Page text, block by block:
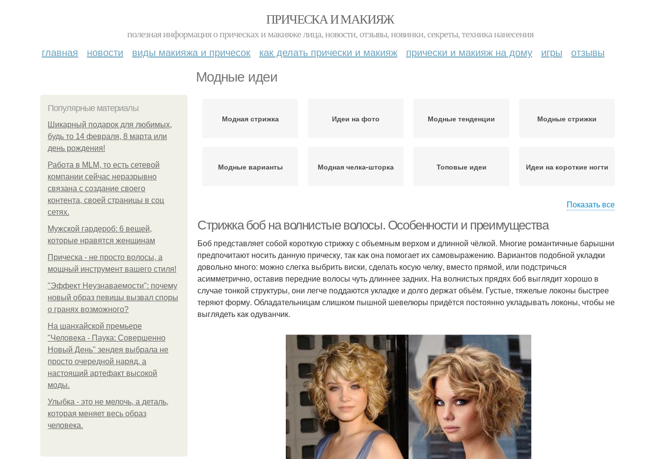
ПРИЧЕСКА И МАКИЯЖ
полезная информация о прическах и макияже лица, новости, отзывы, новинки, секреты, техника нанесения
главная новости виды макияжа и причесок как делать прически и макияж прически и макияж на дому игры отзывы
Модные идеи
Популярные материалы
Шикарный подарок для любимых,
будь то 14 февраля, 8 марта или
день рождения!
Работа в MLM, то есть сетевой
компании сейчас неразрывно
связана с создание своего
контента, своей страницы в соц
сетях.
Мужской гардероб: 6 вещей,
которые нравятся женщинам
Прическа - не просто волосы, а
мощный инструмент вашего стиля!
"Эффект Неузнаваемости": почему
новый образ певицы вызвал споры
о гранях возможного?
На шанхайской премьере
"Человека - Паука: Совершенно
Новый День" зендея выбрала не
просто очередной наряд, а
настоящий артефакт высокой
моды.
Улыбка - это не мелочь, а деталь,
которая меняет весь образ
человека.
Модная стрижка Идеи на фото Модные тенденции Модные стрижки
Модные варианты Модная челка-шторка Топовые идеи Идеи на короткие ногти
Модные тренды Модные образа Модные модели Модные фасоны
Показать все
Стрижка боб на волнистые волосы. Особенности и преимущества
Боб представляет собой короткую стрижку с объемным верхом и длинной чёлкой. Многие романтичные барышни
предпочитают носить данную прическу, так как она помогает их самовыражению. Вариантов подобной укладки
довольно много: можно слегка выбрить виски, сделать косую челку, вместо прямой, или подстричься
асимметрично, оставив передние волосы чуть длиннее задних. На волнистых прядях боб выглядит хорошо в
случае тонкой структуры, они легче поддаются укладке и долго держат объём. Густые, тяжелые локоны быстрее
теряют форму. Обладательницам слишком пышной шевелюры придётся постоянно укладывать локоны, чтобы не
выглядеть как одуванчик.